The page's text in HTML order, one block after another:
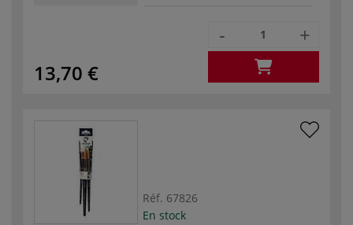
13,70 €
- +
Réf. 67826
En stock